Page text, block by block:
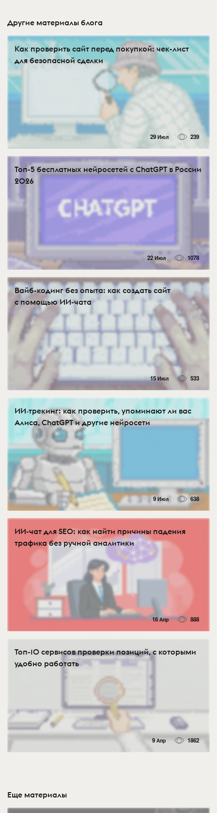
Другие материалы блога
Как проверить сайт перед покупкой: чек-лист
для безопасной сделки
29 Июл 239
Топ-5 бесплатных нейросетей с ChatGPT в России
2026
22 Июл 1078
Вайб-кодинг без опыта: как создать сайт
с помощью ИИ-чата
15 Июл 533
ИИ‑трекинг: как проверить, упоминают ли вас
Алиса, ChatGPT и другие нейросети
9 Июл 638
ИИ-чат для SEO: как найти причины падения
трафика без ручной аналитики
16 Апр 888
Топ-10 сервисов проверки позиций, с которыми
удобно работать
9 Апр 1862
Еще материалы